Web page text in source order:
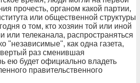
прочесть, органом какой партии,
или общественной структуры
о том, кто хозяин той или иной
или телеканала, распространяться
"независимые", как одна газета,
раз сменившая
ею будет официально владеть
правительственного